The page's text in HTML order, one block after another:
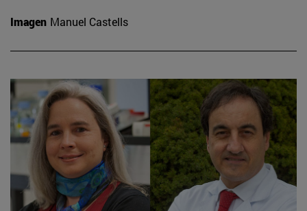
Imagen Manuel Castells